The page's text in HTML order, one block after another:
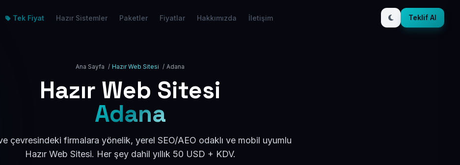
Tek Fiyat Hazır Sistemler Paketler Fiyatlar Hakkımızda İletişim Teklif Al
Ana Sayfa / Hazır Web Sitesi / Adana
Hazır Web Sitesi
Adana
çevresindeki firmalara yönelik, yerel SEO/AEO odaklı ve mobil uyumlu
Hazır Web Sitesi. Her şey dahil yıllık 50 USD + KDV.